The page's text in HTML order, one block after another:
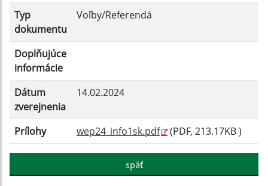
Typ
dokumentu
Voľby/Referendá
Doplňujúce
informácie
Dátum
zverejnenia
14.02.2024
Prílohy wep24_info1sk.pdf (PDF, 213.17KB )
späť